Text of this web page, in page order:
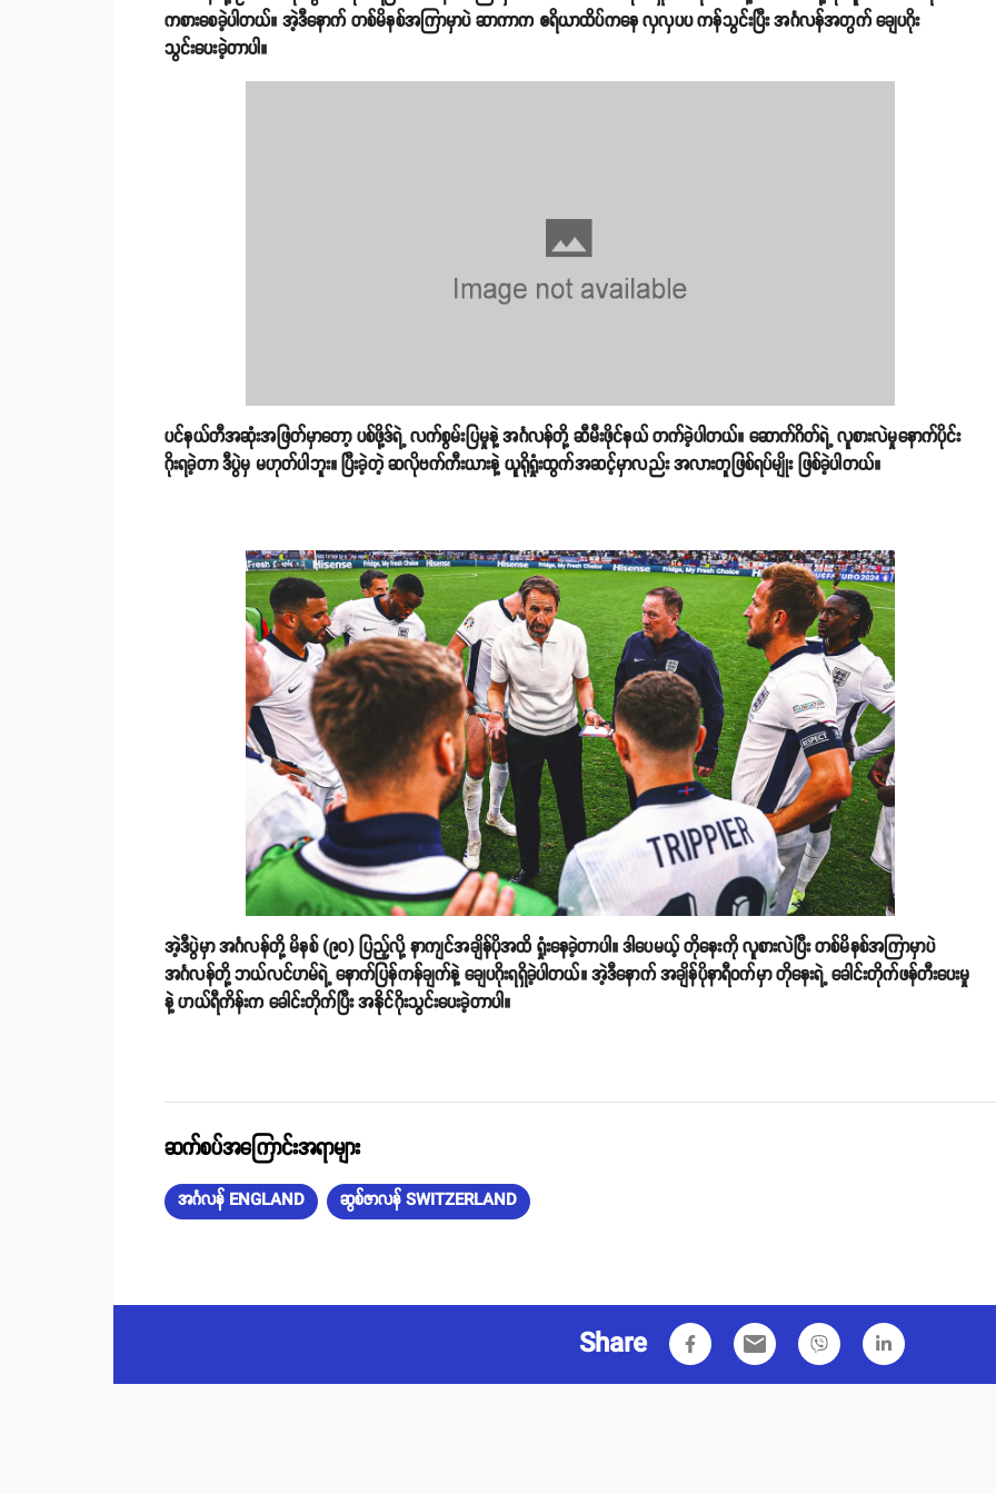
ကစားစေခဲ့ပါတယ်။ အဲ့ဒီနောက် တစ်မိနစ်အကြာမှာပဲ ဆာကာက ဧရိယာထိပ်ကနေ လှလှပပ ကန်သွင်းပြီး အင်္ဂလန်အတွက် ချေပဂိုး
သွင်းပေးခဲ့တာပါ။
ပင်နယ်တီအဆုံးအဖြတ်မှာတော့ ပစ်ဖို့ဒ်ရဲ့ လက်စွမ်းပြမှုနဲ့ အင်္ဂလန်တို့ ဆီမီးဖိုင်နယ် တက်ခဲ့ပါတယ်။ ဆောက်ဂိတ်ရဲ့ လူစားလဲမှုနောက်ပိုင်း
ဂိုးရခဲ့တာ ဒီပွဲမှ မဟုတ်ပါဘူး။ ပြီးခဲ့တဲ့ ဆလိုဗက်ကီးယားနဲ့ ယူရိုရှုံးထွက်အဆင့်မှာလည်း အလားတူဖြစ်ရပ်မျိုး ဖြစ်ခဲ့ပါတယ်။
အဲ့ဒီပွဲမှာ အင်္ဂလန်တို့ မိနစ် (၉၀) ပြည့်လို့ နာကျင်အချိန်ပိုအထိ ရှုံးနေခဲ့တာပါ။ ဒါပေမယ့် တိုနေးကို လူစားလဲပြီး တစ်မိနစ်အကြာမှာပဲ
အင်္ဂလန်တို့ ဘယ်လင်ဟမ်ရဲ့ နောက်ပြန်ကန်ချက်နဲ့ ချေပဂိုးရရှိခဲ့ပါတယ်။ အဲ့ဒီနောက် အချိန်ပိုနာရီဝက်မှာ တိုနေးရဲ့ ခေါင်းတိုက်ဖန်တီးပေးမှု
နဲ့ ဟယ်ရီကိန်းက ခေါင်းတိုက်ပြီး အနိုင်ဂိုးသွင်းပေးခဲ့တာပါ။
ဆက်စပ်အကြောင်းအရာများ
အင်္ဂလန် ENGLAND ဆွစ်ဇာလန် SWITZERLAND
Share email